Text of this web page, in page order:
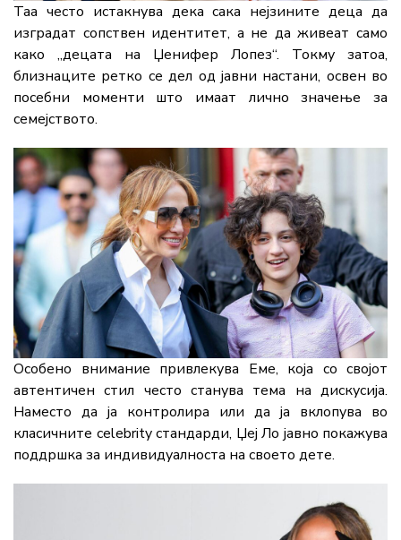
Таа често истакнува дека сака нејзините деца да
изградат сопствен идентитет, а не да живеат само
како „децата на Џенифер Лопез“. Токму затоа,
близнаците ретко се дел од јавни настани, освен во
посебни моменти што имаат лично значење за
семејството.
Особено внимание привлекува Еме, која со својот
автентичен стил често станува тема на дискусија.
Наместо да ја контролира или да ја вклопува во
класичните celebrity стандарди, Џеј Ло јавно покажува
поддршка за индивидуалноста на своето дете.